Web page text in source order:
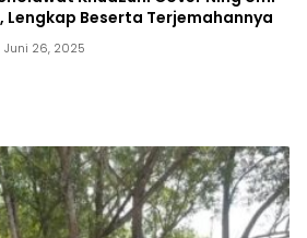
Lengkap Beserta Terjemahannya
Juni 26, 2025